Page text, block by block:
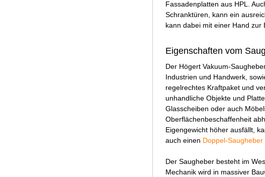
Fassadenplatten aus HPL.
Schranktüren, kann ein
kann dabei mit einer Hand zur
Eigenschaften vom
Der Högert Vakuum-
Industrien und Handwerk,
regelrechtes Kraftpaket und
unhandliche Objekte und
Glasscheiben oder auch
Oberflächenbeschaffenheit
Eigengewicht höher ausfällt,
auch einen Doppel-
Der Saugheber besteht im
Mechanik wird in massiver